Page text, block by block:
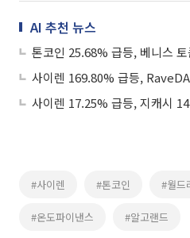
AI 추천 뉴스
톤코인 25.68% 급등, 베니스
사이렌 169.80% 급등,
사이렌 17.25% 급등, 지캐시
#사이렌 #톤코인 #월드
#온도파이낸스 #알고랜드